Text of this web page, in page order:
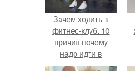
Зачем ходить в
фитнес-клуб. 10
причин почему
надо идти в
спортзал!